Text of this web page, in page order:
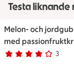
Testa liknande
Melon- och
med
Betyg 4 av 5.
3
3 personer har